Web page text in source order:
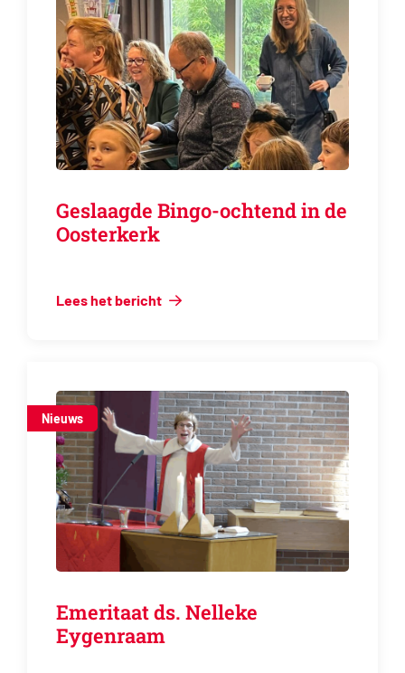
Geslaagde Bingo-ochtend in de
Oosterkerk
Lees het bericht
Nieuws
Emeritaat ds. Nelleke
Eygenraam